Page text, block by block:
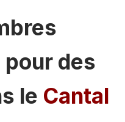
des
le Cantal